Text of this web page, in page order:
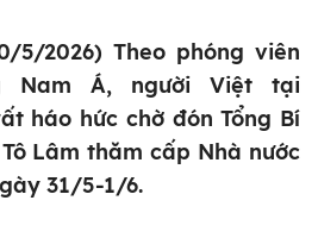
5/2026) Theo phóng viên
Nam Á, người Việt tại
háo hức chờ đón Tổng Bí
Lâm thăm cấp Nhà nước
31/5-1/6.